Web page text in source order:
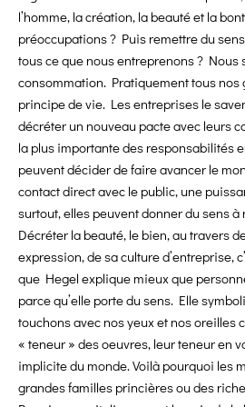
l’homme, la création, la beauté et la
préoccupations ? Puis remettre du
tous ce que nous entreprenons ? Nous
consommation. Pratiquement tous nos
principe de vie. Les entreprises le
décréter un nouveau pacte avec leurs
la plus importante des responsabilités
peuvent décider de faire avancer le
contact direct avec le public, une
surtout, elles peuvent donner du sens à
Décréter la beauté, le bien, au travers
expression, de sa culture d’entreprise,
que Hegel explique mieux que
parce qu’elle porte du sens. Elle
touchons avec nos yeux et nos oreilles
« teneur » des oeuvres, leur teneur en
implicite du monde. Voilà pourquoi les
grandes familles princières ou des